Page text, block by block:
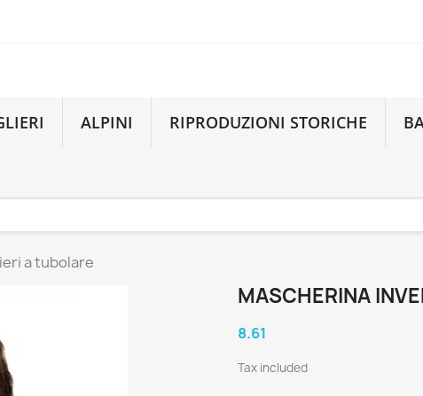
ALPINI RIPRODUZIONI STORICHE
a tubolare
MASCHERINA
8.61
Tax included